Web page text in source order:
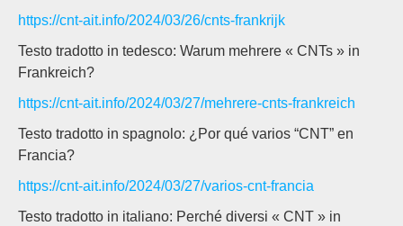
https://cnt-ait.info/2024/03/26/cnts-frankrijk
Testo tradotto in tedesco: Warum mehrere « CNTs » in
Frankreich?
https://cnt-ait.info/2024/03/27/mehrere-cnts-frankreich
Testo tradotto in spagnolo: ¿Por qué varios “CNT” en
Francia?
https://cnt-ait.info/2024/03/27/varios-cnt-francia
Testo tradotto in italiano: Perché diversi « CNT » in